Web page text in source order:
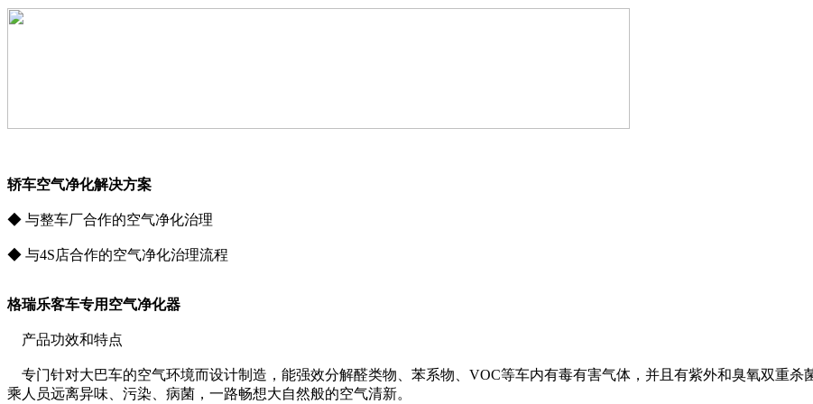
轿车空气净化解决方案
◆ 与整车厂合作的空气净化治理
◆ 与4S店合作的空气净化治理流程
格瑞乐客车专用空气净化器
产品功效和特点
专门针对大巴车的空气环境而设计制造，能强效分解醛类物、苯系物、VOC等车内有毒有害气体，并且有紫外和臭氧双重杀
乘人员远离异味、污染、病菌，一路畅想大自然般的空气清新。